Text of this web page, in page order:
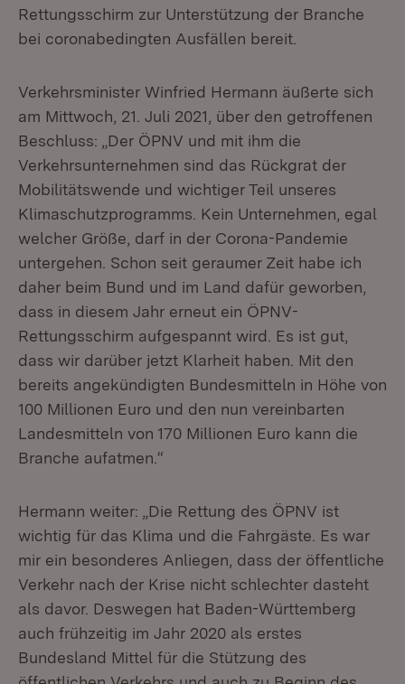
Rettungsschirm zur Unterstützung der Branche
bei coronabedingten Ausfällen bereit.
Verkehrsminister Winfried Hermann äußerte sich
am Mittwoch, 21. Juli 2021, über den getroffenen
Beschluss: „Der ÖPNV und mit ihm die
Verkehrsunternehmen sind das Rückgrat der
Mobilitätswende und wichtiger Teil unseres
Klimaschutzprogramms. Kein Unternehmen, egal
welcher Größe, darf in der Corona-Pandemie
untergehen. Schon seit geraumer Zeit habe ich
daher beim Bund und im Land dafür geworben,
dass in diesem Jahr erneut ein ÖPNV-
Rettungsschirm aufgespannt wird. Es ist gut,
dass wir darüber jetzt Klarheit haben. Mit den
bereits angekündigten Bundesmitteln in Höhe von
100 Millionen Euro und den nun vereinbarten
Landesmitteln von 170 Millionen Euro kann die
Branche aufatmen.“
Hermann weiter: „Die Rettung des ÖPNV ist
wichtig für das Klima und die Fahrgäste. Es war
mir ein besonderes Anliegen, dass der öffentliche
Verkehr nach der Krise nicht schlechter dasteht
als davor. Deswegen hat Baden-Württemberg
auch frühzeitig im Jahr 2020 als erstes
Bundesland Mittel für die Stützung des